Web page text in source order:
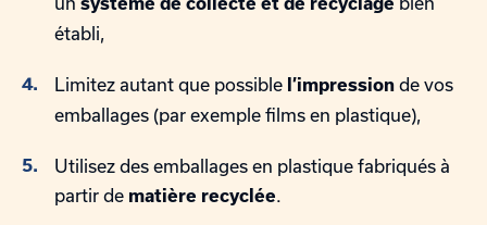
établi,
Limitez autant que possible l’impression de vos
emballages (par exemple films en plastique),
Utilisez des emballages en plastique fabriqués à
partir de matière recyclée.